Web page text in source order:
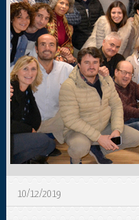
10/12/2019